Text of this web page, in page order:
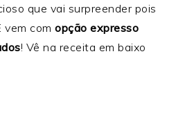
que vai surpreender pois
vem comopção expresso
! Vê na receita em baixo